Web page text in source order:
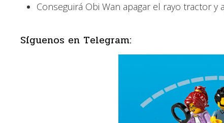
Conseguirá Obi Wan apagar el rayo tractor
Síguenos en Telegram: